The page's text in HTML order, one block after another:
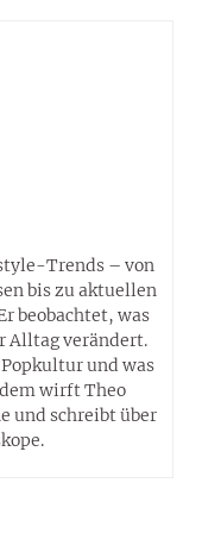
Trends – von
bis zu aktuellen
beobachtet, was
Alltag verändert.
und was
wirft Theo
und schreibt über